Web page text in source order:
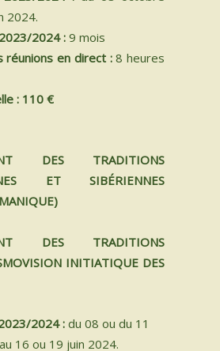
2024.
2024 : 9 mois
réunions en direct :8 heures
: 110 €
DES TRADITIONS
ET SIBÉRIENNES
DES TRADITIONS
INITIATIQUE DES
2024 : du 08 ou du 11
16 ou 19 juin 2024.